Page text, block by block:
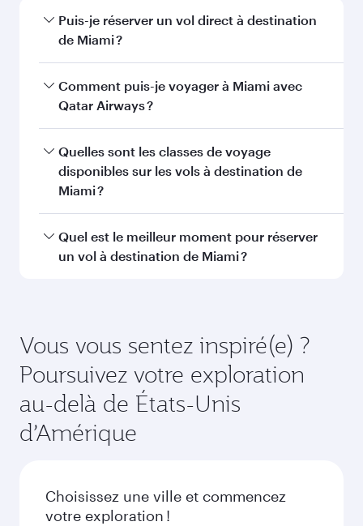
Vous aimerez peut-être aussi...
Abu Dhabi
FAQ sur les vols
Puis-je réserver un vol direct à destination
de Miami ?